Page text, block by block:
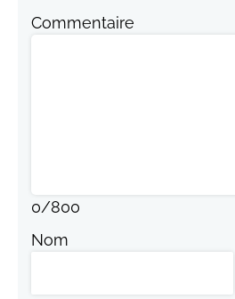
Commentaire
0/800
Nom